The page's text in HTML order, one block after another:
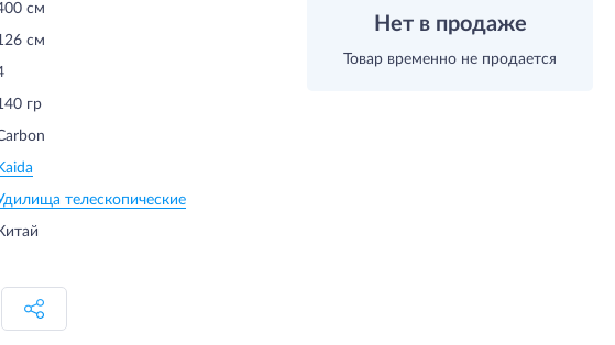
Нет в продаже
Товар временно не продается
см
см
гр
телескопические